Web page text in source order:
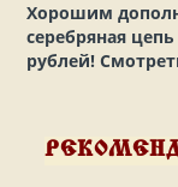
Хорошим
серебряная
рублей!